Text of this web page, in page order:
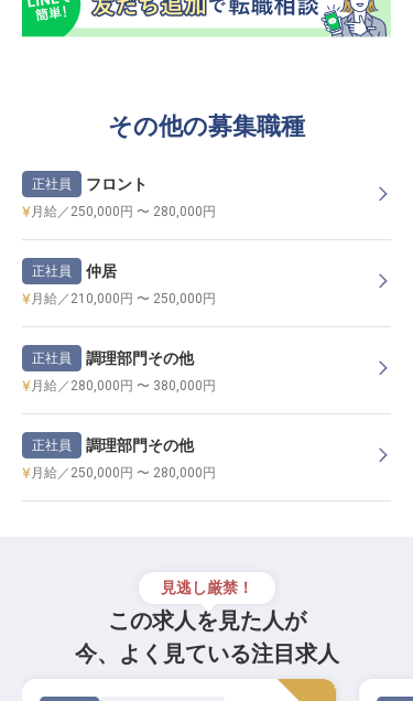
その他の募集職種
正社員 フロント
月給／250,000円 〜 280,000円
正社員 仲居
月給／210,000円 〜 250,000円
正社員 調理部門その他
月給／280,000円 〜 380,000円
正社員 調理部門その他
月給／250,000円 〜 280,000円
見逃し厳禁！
この求人を見た人が
今、よく見ている注目求人